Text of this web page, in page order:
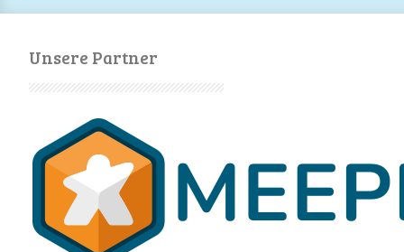
Unsere Partner